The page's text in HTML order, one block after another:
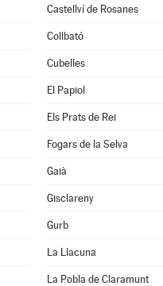
Castellví de Rosanes
Collbató
Cubelles
El Papiol
Els Prats de Rei
Fogars de la Selva
Gaià
Gisclareny
Gurb
La Llacuna
La Pobla de Claramunt